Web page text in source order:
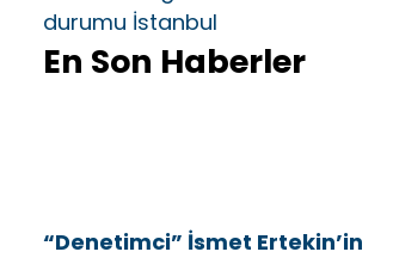
durumu İstanbul
En Son Haberler
“Denetimci” İsmet Ertekin’in